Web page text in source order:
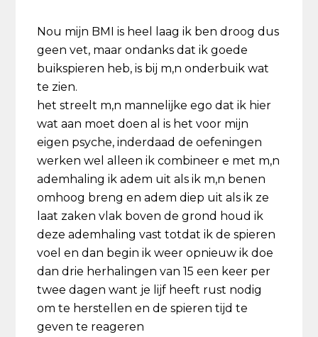
Nou mijn BMI is heel laag ik ben droog dus
geen vet, maar ondanks dat ik goede
buikspieren heb, is bij m,n onderbuik wat
te zien.
het streelt m,n mannelijke ego dat ik hier
wat aan moet doen al is het voor mijn
eigen psyche, inderdaad de oefeningen
werken wel alleen ik combineer e met m,n
ademhaling ik adem uit als ik m,n benen
omhoog breng en adem diep uit als ik ze
laat zaken vlak boven de grond houd ik
deze ademhaling vast totdat ik de spieren
voel en dan begin ik weer opnieuw ik doe
dan drie herhalingen van 15 een keer per
twee dagen want je lijf heeft rust nodig
om te herstellen en de spieren tijd te
geven te reageren